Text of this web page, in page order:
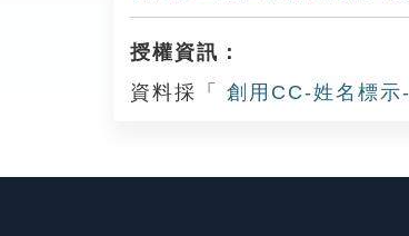
授權資訊：
資料採「
創用CC-姓名標